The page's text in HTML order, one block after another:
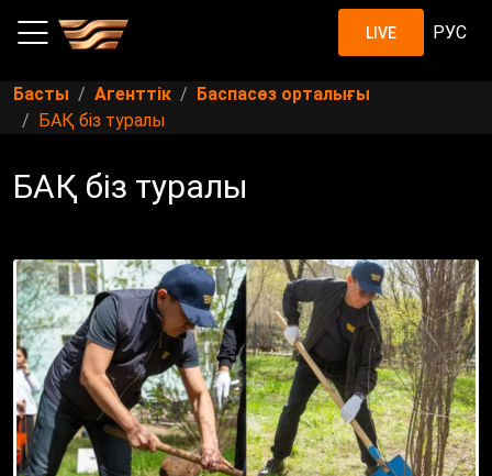
LIVE РУС
Басты Агенттік
Баспасөз орталығы
БАҚ біз туралы
БАҚ біз туралы